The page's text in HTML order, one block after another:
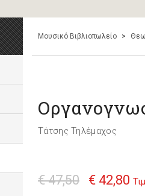
Μουσικό Βιβλιοπωλείο >
Τάτσης Τηλέμαχος
€ 47,50 € 42,80